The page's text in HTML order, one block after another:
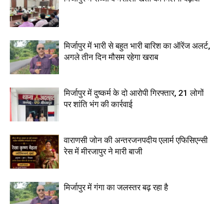
मिर्जापुर में भारी से बहुत भारी बारिश का ऑरेंज अलर्ट,
अगले तीन दिन मौसम रहेगा खराब
मिर्जापुर में दुष्कर्म के दो आरोपी गिरफ्तार, 21 लोगों
पर शांति भंग की कार्रवाई
वाराणसी जोन की अन्तरजनपदीय एलार्म एफिसिएन्सी
रेस में मीरजापुर ने मारी बाजी
मिर्जापुर में गंगा का जलस्तर बढ़ रहा है